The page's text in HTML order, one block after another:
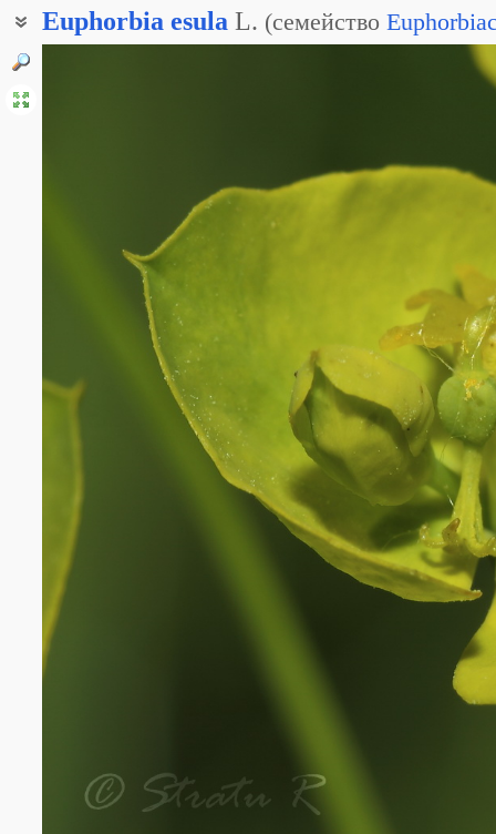
Euphorbia esula L. (семейство